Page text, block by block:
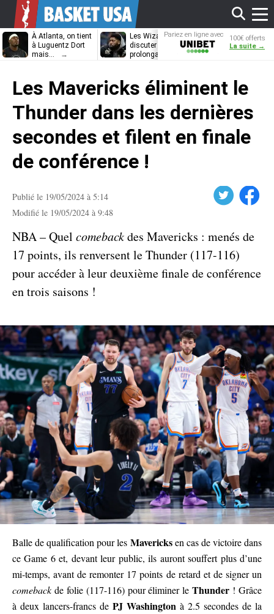
À Atlanta, on tient
à Luguentz Dort
mais…
Les Wizards vont
discuter
prolongation avec
Dennis
découvrira-t-il
Pariez en ligne avec
Unibet
100€ offerts
La suite →
Les Mavericks éliminent le
Thunder dans les dernières
secondes et filent en finale
de conférence !
Publié le 19/05/2024 à 5:14
Modifié le 19/05/2024 à 9:48
Facebook
NBA – Quel comebackdes Mavericks : menés de
17 points, ils renversent le Thunder (117-116)
pour accéder à leur deuxième finale de conférence
en trois saisons !
Balle de qualification pour les Mavericksen cas de victoire dans
ce Game 6 et, devant leur public, ils auront souffert plus d’une
mi-temps, avant de remonter 17 points de retard et de signer un
comeback de folie (117-116) pour éliminer leThunder ! Grâce
à deux lancers-francs de PJ Washington à 2.5 secondes de la